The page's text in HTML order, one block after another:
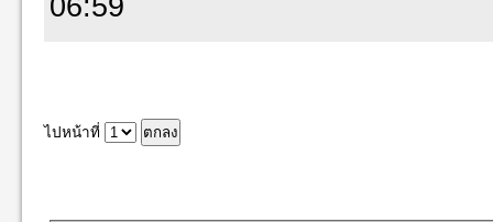
ไปหน้าที่